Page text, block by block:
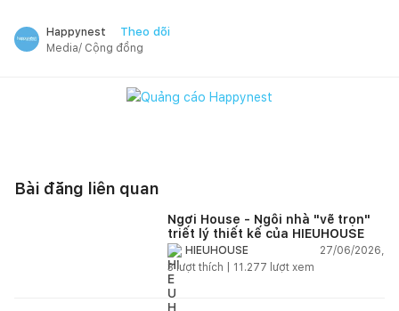
Happynest Theo dõi
Media/ Cộng đồng
Bài đăng liên quan
Ngơi House - Ngôi nhà "vẽ trọn"
triết lý thiết kế của HIEUHOUSE
HIEUHOUSE
27/06/2026,
3lượt thích | 11.277 lượt xem